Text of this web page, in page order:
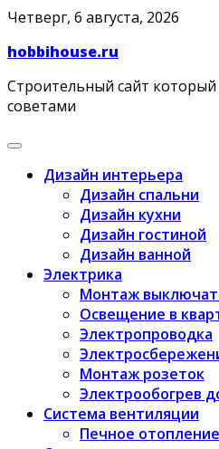
Skip
content
Четверг, 6 августа, 2026
hobbihouse.ru
Строительный сайт
советами
Дизайн интерьера
Дизайн спальни
Дизайн кухни
Дизайн гостиной
Дизайн ванной
Электрика
Монтаж
Освещение в
Электропроводка
Монтаж розеток
Электрообогрев
Система вентиляции
Печное отопление